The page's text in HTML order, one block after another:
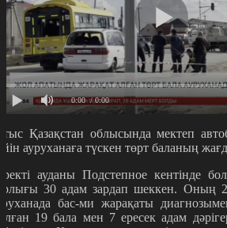
0:00 / 0:00
Қазақстан облысында мектеп
ауруханаға түскен төрт баланың
ауданы Подстепное кентінде
30 адам зардап шеккен. Оның
бас-ми жарақаты
19 бала мен 7 ересек адам